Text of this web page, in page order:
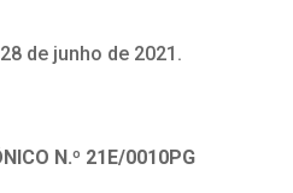
de junho de 2021.
N.º 21E/0010PG